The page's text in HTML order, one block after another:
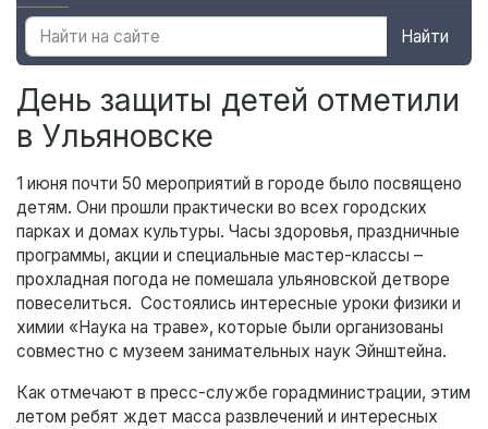
Найти
День защиты детей отметили
в Ульяновске
1 июня почти 50 мероприятий в городе было посвящено
детям. Они прошли практически во всех городских
парках и домах культуры. Часы здоровья, праздничные
программы, акции и специальные мастер-классы –
прохладная погода не помешала ульяновской детворе
повеселиться. Состоялись интересные уроки физики и
химии «Наука на траве», которые были организованы
совместно с музеем занимательных наук Эйнштейна.
Как отмечают в пресс-службе горадминистрации, этим
летом ребят ждет масса развлечений и интересных